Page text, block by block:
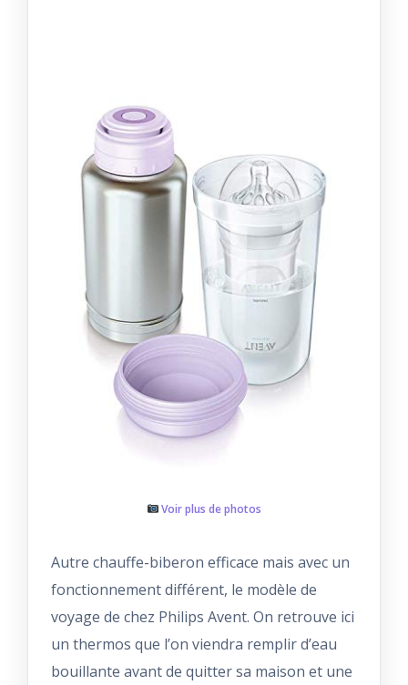
Voir plus de photos
Autre chauffe-biberon efficace mais avec un
fonctionnement différent, le modèle de
voyage de chez Philips Avent. On retrouve ici
un thermos que l’on viendra remplir d’eau
bouillante avant de quitter sa maison et une